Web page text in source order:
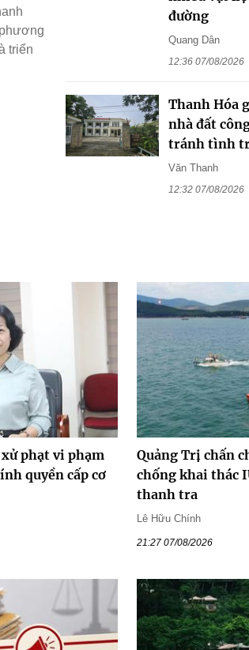
triển
đường
Quang Dân
12:36 07/08/2026
Thanh Hóa
nhà đất
tránh tình
Văn Thanh
12:32 07/08/2026
phạt vi phạm
quyền cấp cơ
Quảng Trị chấn
chống khai thác
thanh tra
Lê Hữu Chính
21:27 07/08/2026